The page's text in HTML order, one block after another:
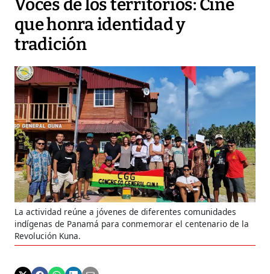
Voces de los territorios: Cine
que honra identidad y
tradición
La actividad reúne a jóvenes de diferentes comunidades
indígenas de Panamá para conmemorar el centenario de la
Revolución Kuna.